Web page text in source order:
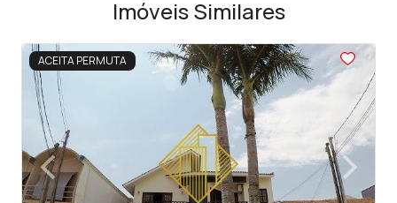
Imóveis Similares
ACEITA PERMUTA
<<<<
‹Previous ›
Next